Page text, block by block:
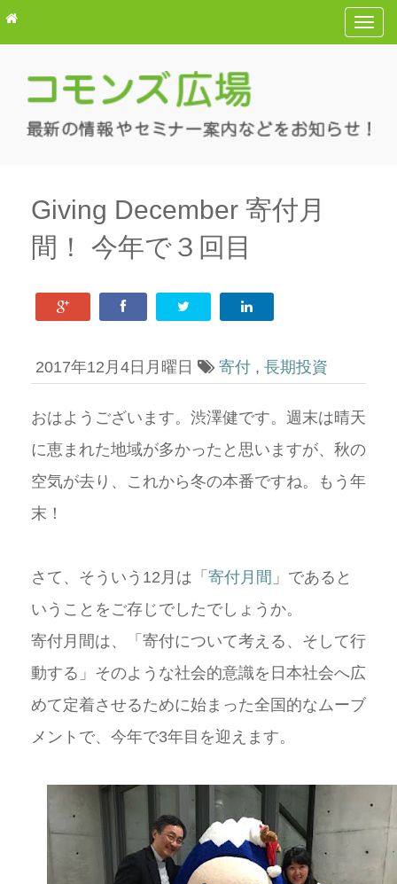
T
o
e
Giving December 寄付月
間！ 今年で３回目
2017年12月4日月曜日 寄付 , 長期投資
おはようございます。渋澤健です。週末は晴天
に恵まれた地域が多かったと思いますが、秋の
空気が去り、これから冬の本番ですね。もう年
末！
さて、そういう12月は「 寄付月間 」であると
いうことをご存じでしたでしょうか。
寄付月間は、「寄付について考える、そして行
動する」そのような社会的意識を日本社会へ広
めて定着させるために始まった全国的なムーブ
メントで、今年で3年目を迎えます。